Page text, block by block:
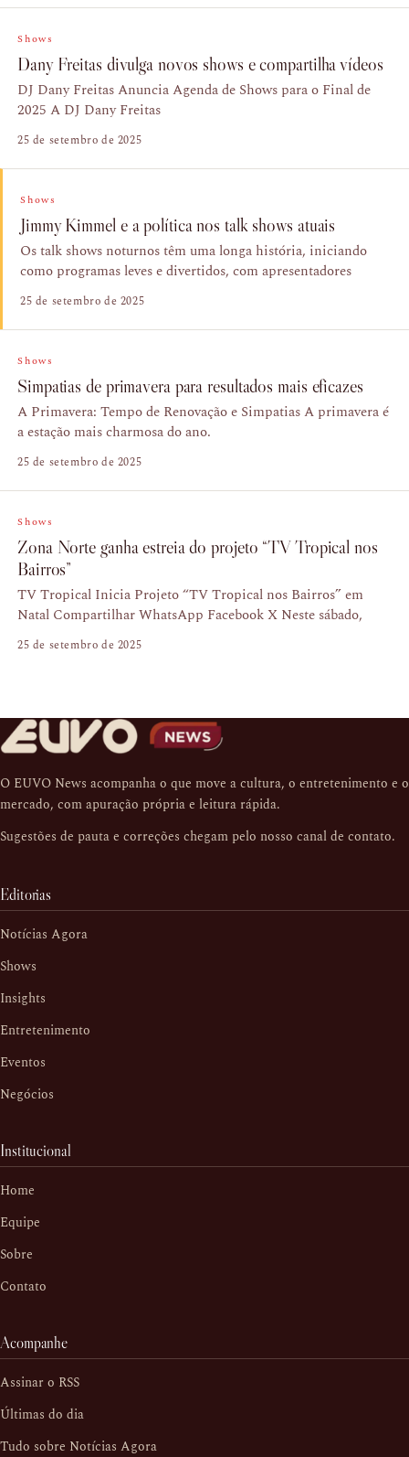
Shows
Dany Freitas divulga novos shows e compartilha vídeos
DJ Dany Freitas Anuncia Agenda de Shows para o Final de
2025 A DJ Dany Freitas
25 de setembro de 2025
Shows
Jimmy Kimmel e a política nos talk shows atuais
Os talk shows noturnos têm uma longa história, iniciando
como programas leves e divertidos, com apresentadores
25 de setembro de 2025
Shows
Simpatias de primavera para resultados mais eficazes
A Primavera: Tempo de Renovação e Simpatias A primavera é
a estação mais charmosa do ano.
25 de setembro de 2025
Shows
Zona Norte ganha estreia do projeto “TV Tropical nos
Bairros”
TV Tropical Inicia Projeto “TV Tropical nos Bairros” em
Natal Compartilhar WhatsApp Facebook X Neste sábado,
25 de setembro de 2025
O EUVO News acompanha o que move a cultura, o entretenimento e o
mercado, com apuração própria e leitura rápida.
Sugestões de pauta e correções chegam pelo nosso canal de contato.
Editorias
Notícias Agora
Shows
Insights
Entretenimento
Eventos
Negócios
Institucional
Home
Equipe
Sobre
Contato
Acompanhe
Assinar o RSS
Últimas do dia
Tudo sobre Notícias Agora